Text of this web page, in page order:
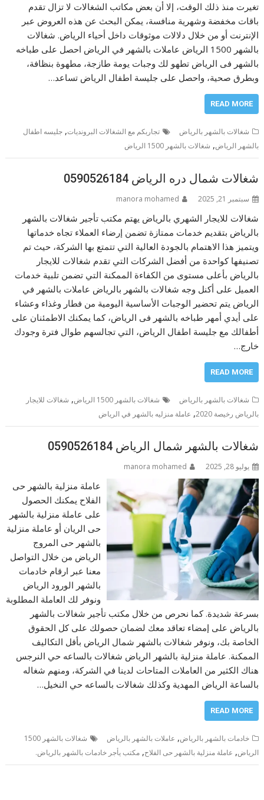
تغيرت منذ ذلك الوقت، إلا أن بعض مكاتب الشغالات لا تزال تقدم
باقات مخفضة وشهرية منافسة، يمكن البحث عن هذه العروض عبر
الإنترنت أو من خلال دلالات موثوقات داخل أحياء الرياض. شغالات
بالشهر 1500 الرياض عاملات بالشهر في الرياض احصل على طباخه
بالشهر فى الرياض تطهو لك وجبات يومة طازجة، مطهوة بنظافة،
وبطرق صحية، واحصل على جليسة اطفال الرياض تساعد…
READ MORE
شغالات بالشهر بالرياض تجاربكم مع الشغالات البرونديات,جليسه اطفال
بالشهر الرياض, شغالات بالشهر 1500 الرياض
شغالات شمال دره الرياض 0590526184
سبتمبر 21, 2025 manora mohamed
شغالات للايجار الشهري بالرياض يهتم مكتب تأجير شغالات بالشهر
بالرياض بتقديم خدمات ممتازة تضمن إرضاء العملاء تجاه خدماتها
ويتميز هذا الاهتمام بالجودة العالية التي تتمتع بها الشركة، حيث تم
تصنيفها كواحدة من أفضل الشركات التي تقدم شغالات للايجار
بالرياض بأعلى مستوى من الكفاءة الممكنة التي تضمن تلبية خدمات
العميل على أكنل وجه شغالات بالشهر بالرياض عاملات بالشهر في
الرياض يتم تحضير الوجبات الأساسية اليومية من فطار وغذاء وعشاء
على أيدي أمهر طباخه بالشهر فى الرياض، كما يمكنك الاطمئنان على
أطفالك مع جليسة اطفال الرياض، التي تجالسهم طوال فترة وجودك
خارج…
READ MORE
شغالات بالشهر بالرياض شغالات بالشهر 1500 الرياض , شغالات للايجار
بالرياض رخيصة 2020
, عاملة منزليه بالشهر في الرياض
شغالات بالشهر شمال الرياض 0590526184
يوليو 28, 2025 manora mohamed
عاملة منزلية بالشهر حى
الفلاح يمكنك الحصول
على عاملة منزلية بالشهر
حى الريان أو عاملة منزلية
بالشهر حى المروج
الرياض من خلال التواصل
معنا عبر ارقام خادمات
بالشهر الورود الرياض
ونوفر لك العاملة المطلوبة
بسرعة شديدة. كما نحرص من خلال مكتب تأجير شغالات بالشهر
بالرياض على إمضاء تعاقد معك لضمان حصولك على كل الحقوق
الخاصة بك، ونوفر شغالات بالشهر شمال الرياض بأقل التكاليف
الممكنة. عاملة منزلية بالشهر الرياض شغالات بالساعه حي النرجس
هناك الكثير من العاملات المتاحات لدينا في الشركة، ومنهم شغاله
بالساعة الرياض المهدية وكذلك شغالات بالساعه حي النخيل…
READ MORE
خادمات بالشهر بالرياض, عاملات بالشهر بالرياض
شغالات بالشهر 1500
الرياض, عاملة منزلية بالشهر حى الفلاح,مكتب يأجر خادمات بالشهر بالرياض.